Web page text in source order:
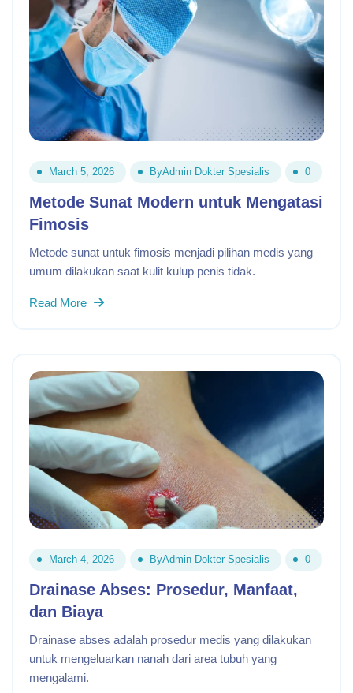
March 5, 2026 ByAdmin Dokter Spesialis 0
Metode Sunat Modern untuk Mengatasi
Fimosis
Metode sunat untuk fimosis menjadi pilihan medis yang
umum dilakukan saat kulit kulup penis tidak.
Read More
March 4, 2026 ByAdmin Dokter Spesialis 0
Drainase Abses: Prosedur, Manfaat,
dan Biaya
Drainase abses adalah prosedur medis yang dilakukan
untuk mengeluarkan nanah dari area tubuh yang
mengalami.